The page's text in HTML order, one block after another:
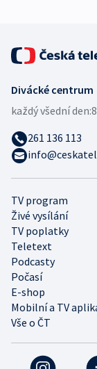
TV program
Živé vysílání
TV poplatky
Teletext
Podcasty
Počasí
E-shop
Mobilní a TV
Vše o ČT
Divácké centrum
každý všední den:
261 136 113